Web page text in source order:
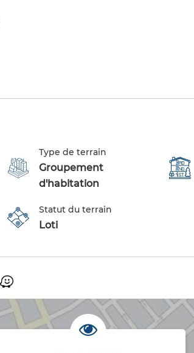
Type de terrain
Groupement
d'habitation
Statut du terrain
Loti